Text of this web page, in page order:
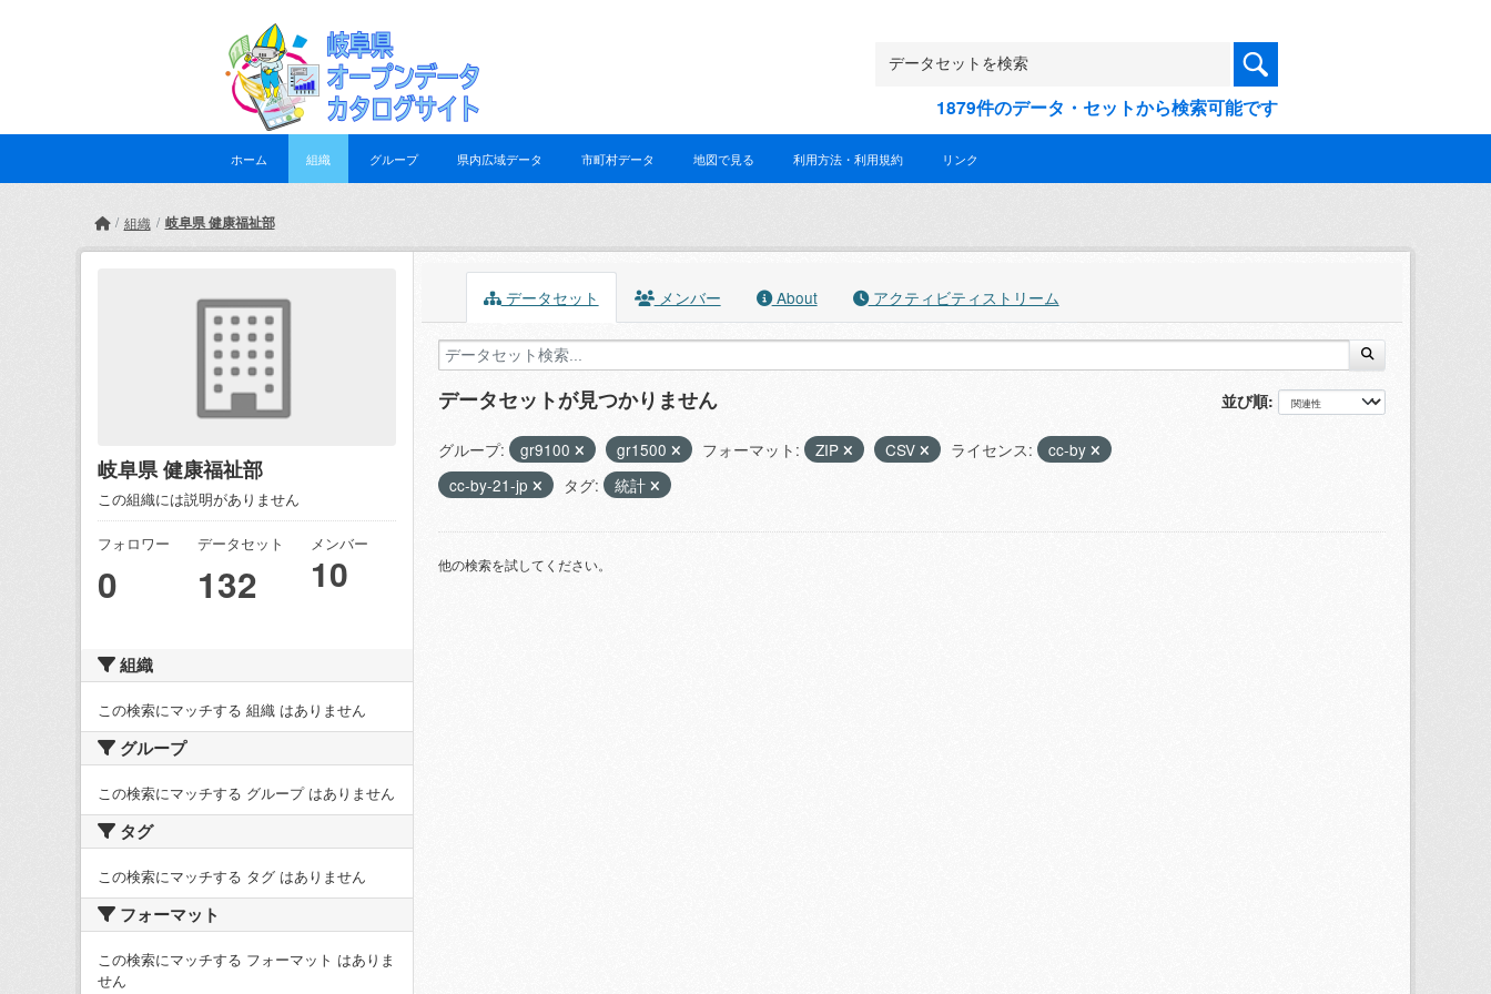
1879件のデータ・セットから検索可能です
ホーム 組織 グループ 県内広域データ 市町村データ 地図で見る 利用方法・利用規約 リンク
組織 岐阜県 健康福祉部
岐阜県 健康福祉部
この組織には説明がありません
フォロワー
0
データセット
132
メンバー
10
組織
この検索にマッチする 組織 はありません
グループ
この検索にマッチする グループ はありません
タグ
この検索にマッチする タグ はありません
フォーマット
この検索にマッチする フォーマット はありま
せん
データセット メンバー About アクティビティストリーム
並び順
データセットが見つかりません
グループ: gr9100 gr1500 フォーマット: ZIP CSV ライセンス:
cc-by
cc-by-21-jp
タグ: 統計
他の検索を試してください。